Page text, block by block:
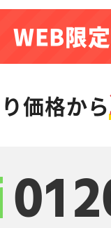
WEB限
価格から